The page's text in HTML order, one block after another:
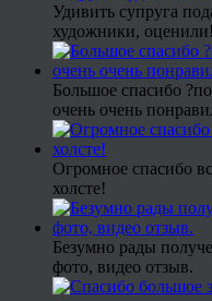
Удивить супруга
художники, оценили!
Большое спасибо
очень очень
Огромное спасибо
холсте!
Безумно рады
фото, видео отзыв.